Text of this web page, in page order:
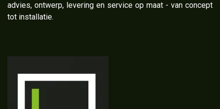
advies, ontwerp, levering en service op maat - van concept
tot installatie.